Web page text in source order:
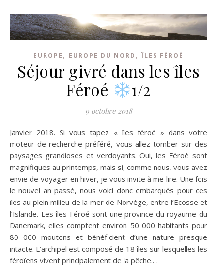
EUROPE , EUROPE DU NORD ,ÎLES FÉROÉ
Séjour givré dans les îles
Féroé
1/2
9 octobre 2018
Janvier 2018. Si vous tapez « îles féroé » dans votre
moteur de recherche préféré, vous allez tomber sur des
paysages grandioses et verdoyants. Oui, les Féroé sont
magnifiques au printemps, mais si, comme nous, vous avez
envie de voyager en hiver, je vous invite à me lire. Une fois
le nouvel an passé, nous voici donc embarqués pour ces
îles au plein milieu de la mer de Norvège, entre l’Ecosse et
l’Islande. Les îles Féroé sont une province du royaume du
Danemark, elles comptent environ 50 000 habitants pour
80 000 moutons et bénéficient d’une nature presque
intacte. L’archipel est composé de 18 îles sur lesquelles les
féroïens vivent principalement de la pêche.…